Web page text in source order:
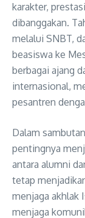
karakter,
dibanggakan.
melalui SNBT,
beasiswa ke
berbagai ajang
internasional,
pesantren
Dalam
pentingnya
antara alumni
tetap
menjaga akhlak
menjaga